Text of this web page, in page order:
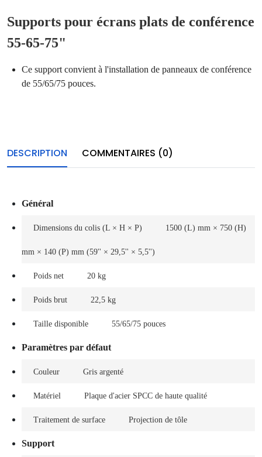
Supports pour écrans plats de conférence
55-65-75"
Ce support convient à l'installation de panneaux de conférence
de 55/65/75 pouces.
DESCRIPTION COMMENTAIRES (0)
Général
Dimensions du colis (L × H × P) 1500 (L) mm × 750 (H)
mm × 140 (P) mm (59'' × 29,5'' × 5,5'')
Poids net 20 kg
Poids brut 22,5 kg
Taille disponible 55/65/75 pouces
Paramètres par défaut
Couleur Gris argenté
Matériel Plaque d'acier SPCC de haute qualité
Traitement de surface Projection de tôle
Support